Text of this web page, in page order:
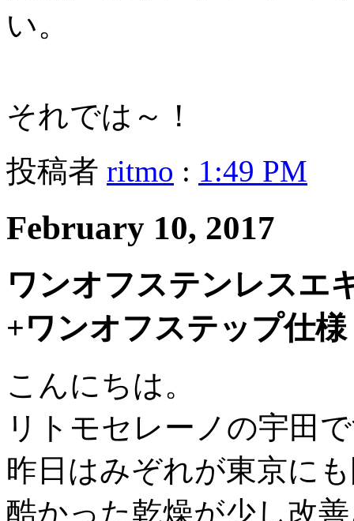
い。
それでは～！
投稿者 ritmo : 1:49 PM
February 10, 2017
ワンオフステンレスエ
+ワンオフステップ仕様
こんにちは。
リトモセレーノの宇田
昨日はみぞれが東京に
酷かった乾燥が少し改